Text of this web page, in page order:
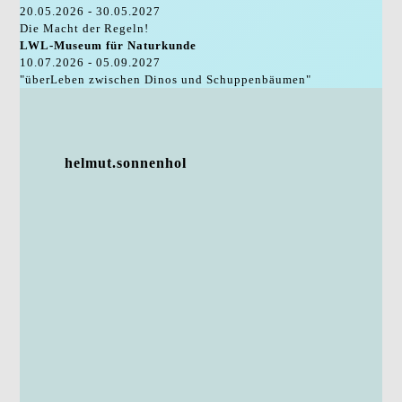
20.05.2026 - 30.05.2027
Die Macht der Regeln!
LWL-Museum für Naturkunde
10.07.2026 - 05.09.2027
"überLeben zwischen Dinos und Schuppenbäumen"
helmut.sonnenhol